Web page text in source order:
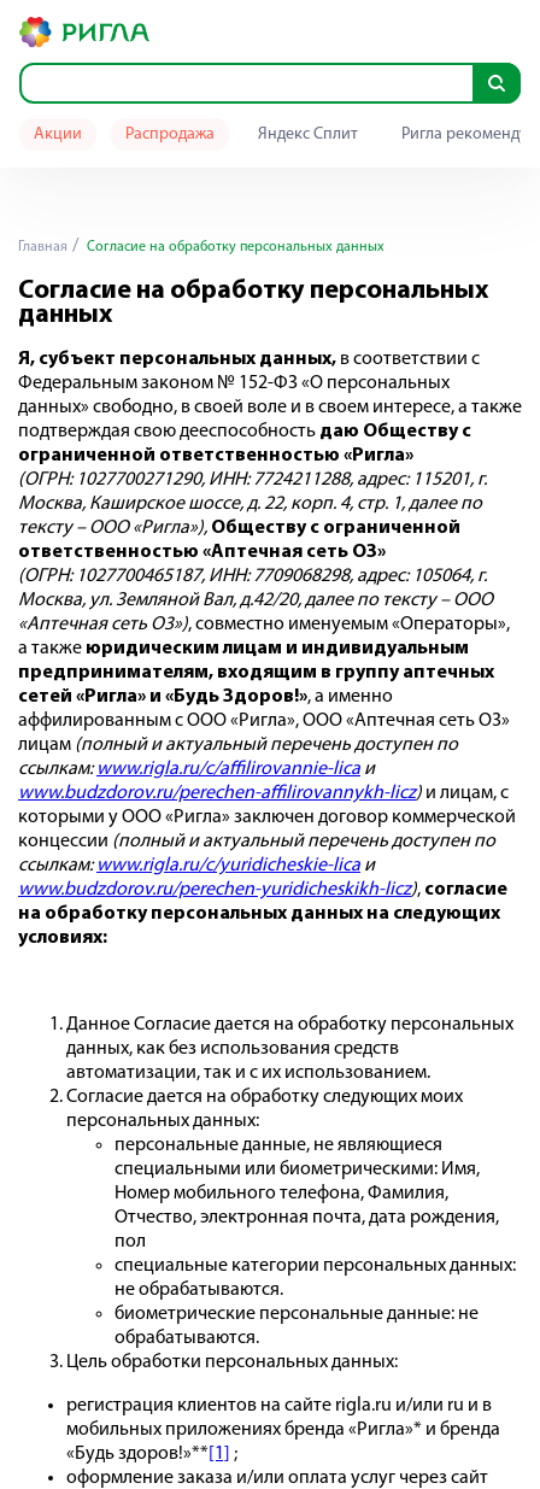
Акции Распродажа Яндекс Сплит Ригла
Главная Согласие на обработку персональных данных
Согласие на обработку персональных
данных
Я, субъект персональных данных, в соответствии с
Федеральным законом № 152-ФЗ «О персональных
данных» свободно, в своей воле и в своем интересе, а также
подтверждая свою дееспособность даю Обществу с
ограниченной ответственностью «Ригла»
(ОГРН: 1027700271290, ИНН: 7724211288, адрес: 115201, г.
Москва, Каширское шоссе, д. 22, корп. 4, стр. 1, далее по
тексту – ООО «Ригла»), Обществу с ограниченной
ответственностью «Аптечная сеть О3»
(ОГРН: 1027700465187, ИНН: 7709068298, адрес: 105064, г.
Москва, ул. Земляной Вал, д.42/20, далее по тексту – ООО
«Аптечная сеть О3»), совместно именуемым «Операторы»,
а также юридическим лицам и индивидуальным
предпринимателям, входящим в группу аптечных
сетей «Ригла» и «Будь Здоров!», а именно
аффилированным с ООО «Ригла», ООО «Аптечная сеть О3»
лицам (полный и актуальный перечень доступен по
ссылкам:www.rigla.ru/c/affilirovannie-lica и
www.budzdorov.ru/perechen-affilirovannykh-licz) и лицам, с
которыми у ООО «Ригла» заключен договор коммерческой
концессии (полный и актуальный перечень доступен по
ссылкам:www.rigla.ru/c/yuridicheskie-lica и
www.budzdorov.ru/perechen-yuridicheskikh-licz), согласие
на обработку персональных данных на следующих
условиях:
Данное Согласие дается на обработку персональных
данных, как без использования средств
автоматизации, так и с их использованием.
Согласие дается на обработку следующих моих
персональных данных:
персональные данные, не являющиеся
специальными или биометрическими: Имя,
Номер мобильного телефона, Фамилия,
Отчество, электронная почта, дата рождения,
пол
специальные категории персональных данных:
не обрабатываются.
биометрические персональные данные: не
обрабатываются.
Цель обработки персональных данных:
регистрация клиентов на сайте rigla.ru и/или ru и в
мобильных приложениях бренда «Ригла»* и бренда
«Будь здоров!»** [1]
;
оформление заказа и/или оплата услуг через сайт